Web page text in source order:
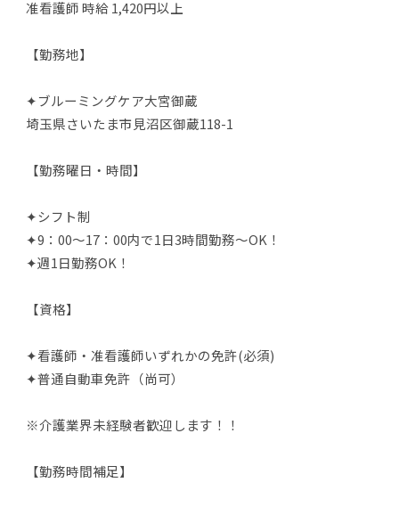
准看護師 時給 1,420円以上
【勤務地】
✦ブルーミングケア大宮御蔵
埼玉県さいたま市見沼区御蔵118-1
【勤務曜日・時間】
✦シフト制
✦9：00～17：00内で1日3時間勤務～OK！
✦週1日勤務OK！
【資格】
✦看護師・准看護師いずれかの免許(必須)
✦普通自動車免許（尚可）
※介護業界未経験者歓迎します！！
【勤務時間補足】